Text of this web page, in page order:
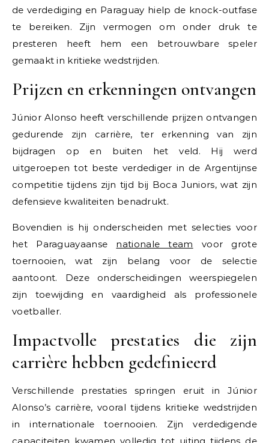
de verdediging en Paraguay hielp de knock-outfase
te bereiken. Zijn vermogen om onder druk te
presteren heeft hem een betrouwbare speler
gemaakt in kritieke wedstrijden.
Prijzen en erkenningen ontvangen
Júnior Alonso heeft verschillende prijzen ontvangen
gedurende zijn carrière, ter erkenning van zijn
bijdragen op en buiten het veld. Hij werd
uitgeroepen tot beste verdediger in de Argentijnse
competitie tijdens zijn tijd bij Boca Juniors, wat zijn
defensieve kwaliteiten benadrukt.
Bovendien is hij onderscheiden met selecties voor
het Paraguayaanse nationale team voor grote
toernooien, wat zijn belang voor de selectie
aantoont. Deze onderscheidingen weerspiegelen
zijn toewijding en vaardigheid als professionele
voetballer.
Impactvolle prestaties die zijn
carrière hebben gedefinieerd
Verschillende prestaties springen eruit in Júnior
Alonso’s carrière, vooral tijdens kritieke wedstrijden
in internationale toernooien. Zijn verdedigende